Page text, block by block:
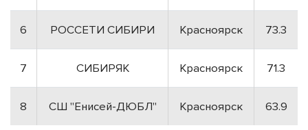
6 РОССЕТИ СИБИРИ Красноярск 73.3
7 СИБИРЯК Красноярск 71.3
8 СШ "Енисей-ДЮБЛ" Красноярск 63.9